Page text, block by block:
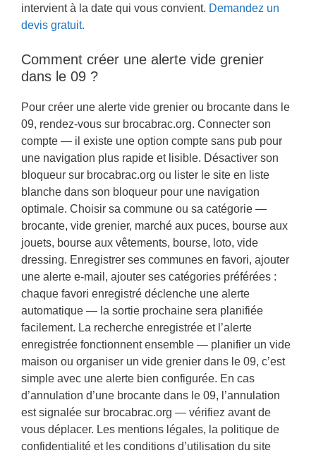
intervient à la date qui vous convient. Demandez un
devis gratuit.
Comment créer une alerte vide grenier
dans le 09 ?
Pour créer une alerte vide grenier ou brocante dans le
09, rendez-vous sur brocabrac.org. Connecter son
compte — il existe une option compte sans pub pour
une navigation plus rapide et lisible. Désactiver son
bloqueur sur brocabrac.org ou lister le site en liste
blanche dans son bloqueur pour une navigation
optimale. Choisir sa commune ou sa catégorie —
brocante, vide grenier, marché aux puces, bourse aux
jouets, bourse aux vêtements, bourse, loto, vide
dressing. Enregistrer ses communes en favori, ajouter
une alerte e-mail, ajouter ses catégories préférées :
chaque favori enregistré déclenche une alerte
automatique — la sortie prochaine sera planifiée
facilement. La recherche enregistrée et l’alerte
enregistrée fonctionnent ensemble — planifier un vide
maison ou organiser un vide grenier dans le 09, c’est
simple avec une alerte bien configurée. En cas
d’annulation d’une brocante dans le 09, l’annulation
est signalée sur brocabrac.org — vérifiez avant de
vous déplacer. Les mentions légales, la politique de
confidentialité et les conditions d’utilisation du site